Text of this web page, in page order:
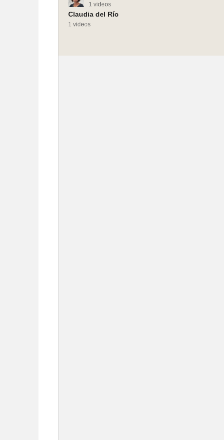
1 videos
Claudia del Río
1 videos